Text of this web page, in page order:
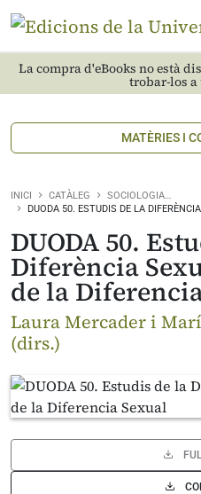
La compra d'eBooks no està
trobar-los a
MATÈRIES I
INICI CATÀLEG
SOCIOLOGIA…
DUODA 50. ESTUDIS DE LA
DUODA 50.
Diferència
de la
Laura Mercader i
(dirs.)